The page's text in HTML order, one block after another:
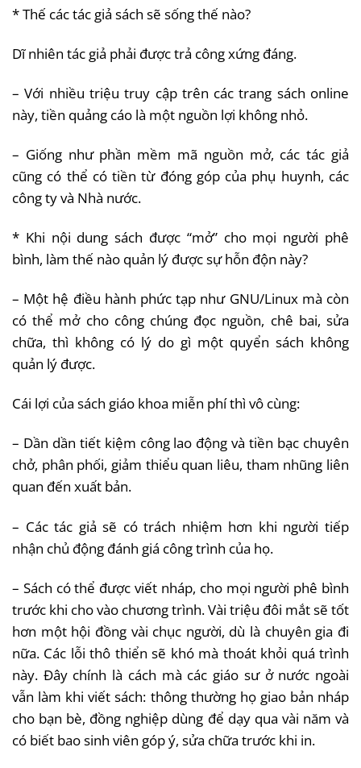
* Thế các tác giả sách sẽ sống thế nào?
Dĩ nhiên tác giả phải được trả công xứng đáng.
– Với nhiều triệu truy cập trên các trang sách online
này, tiền quảng cáo là một nguồn lợi không nhỏ.
– Giống như phần mềm mã nguồn mở, các tác giả
cũng có thể có tiền từ đóng góp của phụ huynh, các
công ty và Nhà nước.
* Khi nội dung sách được “mở” cho mọi người phê
bình, làm thế nào quản lý được sự hỗn độn này?
– Một hệ điều hành phức tạp như GNU/Linux mà còn
có thể mở cho công chúng đọc nguồn, chê bai, sửa
chữa, thì không có lý do gì một quyển sách không
quản lý được.
Cái lợi của sách giáo khoa miễn phí thì vô cùng:
– Dần dần tiết kiệm công lao động và tiền bạc chuyên
chở, phân phối, giảm thiểu quan liêu, tham nhũng liên
quan đến xuất bản.
– Các tác giả sẽ có trách nhiệm hơn khi người tiếp
nhận chủ động đánh giá công trình của họ.
– Sách có thể được viết nháp, cho mọi người phê bình
trước khi cho vào chương trình. Vài triệu đôi mắt sẽ tốt
hơn một hội đồng vài chục người, dù là chuyên gia đi
nữa. Các lỗi thô thiển sẽ khó mà thoát khỏi quá trình
này. Đây chính là cách mà các giáo sư ở nước ngoài
vẫn làm khi viết sách: thông thường họ giao bản nháp
cho bạn bè, đồng nghiệp dùng để dạy qua vài năm và
có biết bao sinh viên góp ý, sửa chữa trước khi in.